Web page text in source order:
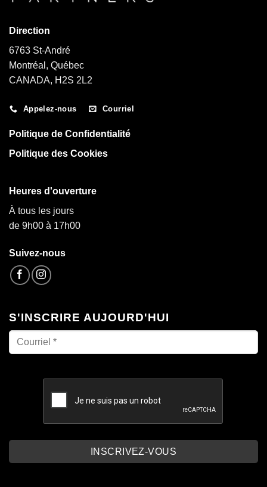
Direction
6763 St-André
Montréal, Québec
CANADA, H2S 2L2
Appelez-nous Courriel
Politique de Confidentialité
Politique des Cookies
Heures d'ouverture
À tous les jours
de 9h00 à 17h00
Suivez-nous
S'INSCRIRE AUJOURD'HUI